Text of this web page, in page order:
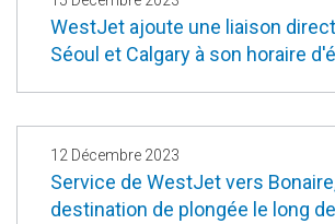
WestJet ajoute une liaison
Séoul et Calgary à son horaire
12 Décembre 2023
Service de WestJet vers
destination de plongée le long